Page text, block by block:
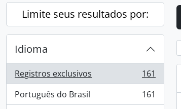
Limite seus resultados por:
Idioma
Registros exclusivos
, 161 resultados
161
Português do Brasil
, 161 resultados
161